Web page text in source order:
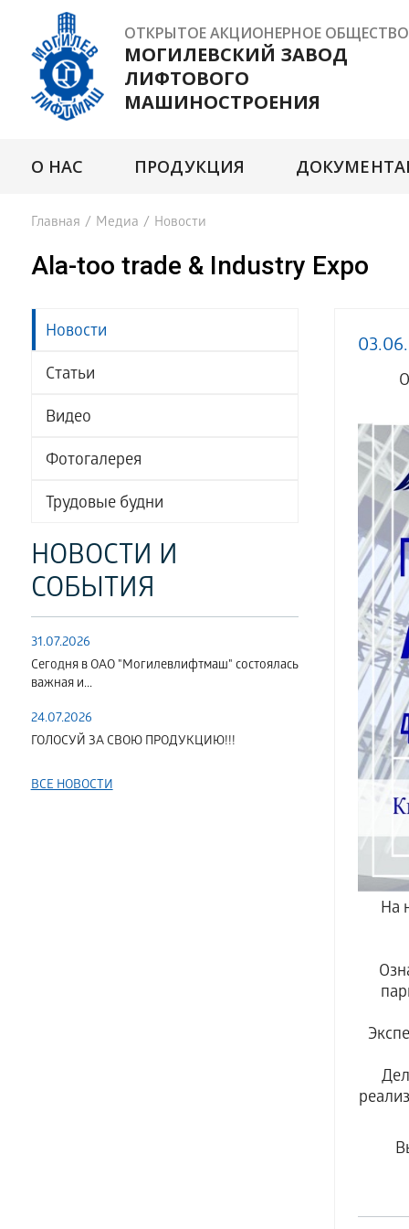
ОТКРЫТОЕ АКЦИОНЕРНОЕ ОБЩЕСТВО
МОГИЛЕВСКИЙ ЗАВОД
ЛИФТОВОГО
МАШИНОСТРОЕНИЯ
О НАС ПРОДУКЦИЯ
Главная / Медиа / Новости
Ala-too trade & Industry Expo
Новости
Статьи
Видео
Фотогалерея
Трудовые будни
НОВОСТИ И
СОБЫТИЯ
31.07.2026
Сегодня в ОАО "Могилевлифтмаш" состоялась
важная и...
24.07.2026
ГОЛОСУЙ ЗА СВОЮ ПРОДУКЦИЮ!!!
ВСЕ НОВОСТИ
На